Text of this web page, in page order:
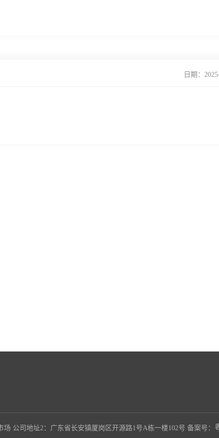
日期：
公司地址2：广东省长安镇厦岗区开源路1号A栋一楼102号 备案号：